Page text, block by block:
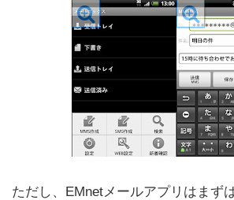
ただし、EMnetメールアプリはまず